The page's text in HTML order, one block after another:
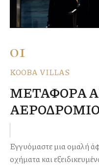
01
KOOBA VILLAS
ΜΕΤΑΦΟΡΑ
ΑΕΡΟΔΡΟΜΙΟ
Εγγυόμαστε μια ομαλή
οχήματα και